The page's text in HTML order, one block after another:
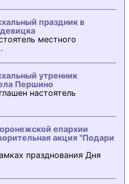
праздник в
местного
утренник
Першино
настоятель
епархии
акция "Подари
празднования Дня